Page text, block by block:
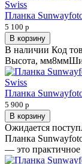
Планка
5 100 р
В корзину
В наличии Код
Высота,
Планка
5 900 р
В корзину
Ожидается
Планка
— это практичное